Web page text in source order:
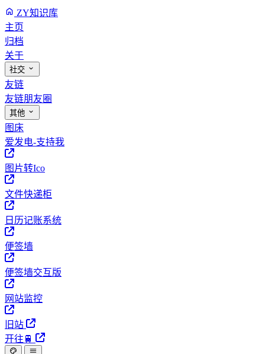
ZY知识库
主页
归档
关于
社交
友链
友链朋友圈
其他
图床
爱发电-支持我
图片转Ico
文件快递柜
日历记账系统
便签墙
便签墙交互版
网站监控
旧站
开往🚆